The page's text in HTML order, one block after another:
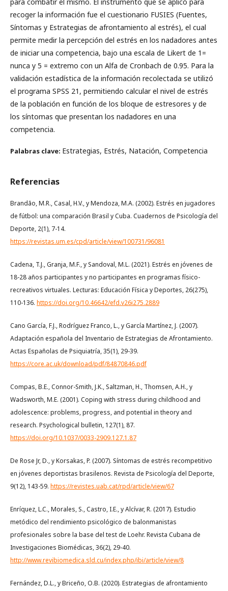
para combatir el mismo. El instrumento que se aplicó para
recoger la información fue el cuestionario FUSIES (Fuentes,
Síntomas y Estrategias de afrontamiento al estrés), el cual
permite medir la percepción del estrés en los nadadores antes
de iniciar una competencia, bajo una escala de Likert de 1=
nunca y 5 = extremo con un Alfa de Cronbach de 0.95. Para la
validación estadística de la información recolectada se utilizó
el programa SPSS 21, permitiendo calcular el nivel de estrés
de la población en función de los bloque de estresores y de
los síntomas que presentan los nadadores en una
competencia.
Palabras clave: Estrategias, Estrés, Natación, Competencia
Referencias
Brandão, M.R., Casal, H.V., y Mendoza, M.A. (2002). Estrés en jugadores
de fútbol: una comparación Brasil y Cuba. Cuadernos de Psicología del
Deporte, 2(1), 7-14.
https://revistas.um.es/cpd/article/view/100731/96081
Cadena, T.J., Granja, M.F., y Sandoval, M.L. (2021). Estrés en jóvenes de
18-28 años participantes y no participantes en programas físico-
recreativos virtuales. Lecturas: Educación Física y Deportes, 26(275),
110-136. https://doi.org/10.46642/efd.v26i275.2889
Cano García, F.J., Rodríguez Franco, L., y García Martínez, J. (2007).
Adaptación española del Inventario de Estrategias de Afrontamiento.
Actas Españolas de Psiquiatría, 35(1), 29-39.
https://core.ac.uk/download/pdf/84870846.pdf
Compas, B.E., Connor-Smith, J.K., Saltzman, H., Thomsen, A.H., y
Wadsworth, M.E. (2001). Coping with stress during childhood and
adolescence: problems, progress, and potential in theory and
research. Psychological bulletin, 127(1), 87.
https://doi.org/10.1037/0033-2909.127.1.87
De Rose Jr, D., y Korsakas, P. (2007). Síntomas de estrés recompetitivo
en jóvenes deportistas brasilenos. Revista de Psicología del Deporte,
9(12), 143-59. https://revistes.uab.cat/rpd/article/view/67
Enríquez, L.C., Morales, S., Castro, I.E., y Alcívar, R. (2017). Estudio
metódico del rendimiento psicológico de balonmanistas
profesionales sobre la base del test de Loehr. Revista Cubana de
Investigaciones Biomédicas, 36(2), 29-40.
http://www.revibiomedica.sld.cu/index.php/ibi/article/view/8
Fernández, D.L., y Briceño, O.B. (2020). Estrategias de afrontamiento